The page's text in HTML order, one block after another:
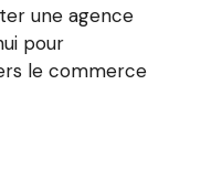
une agence
pour
le commerce